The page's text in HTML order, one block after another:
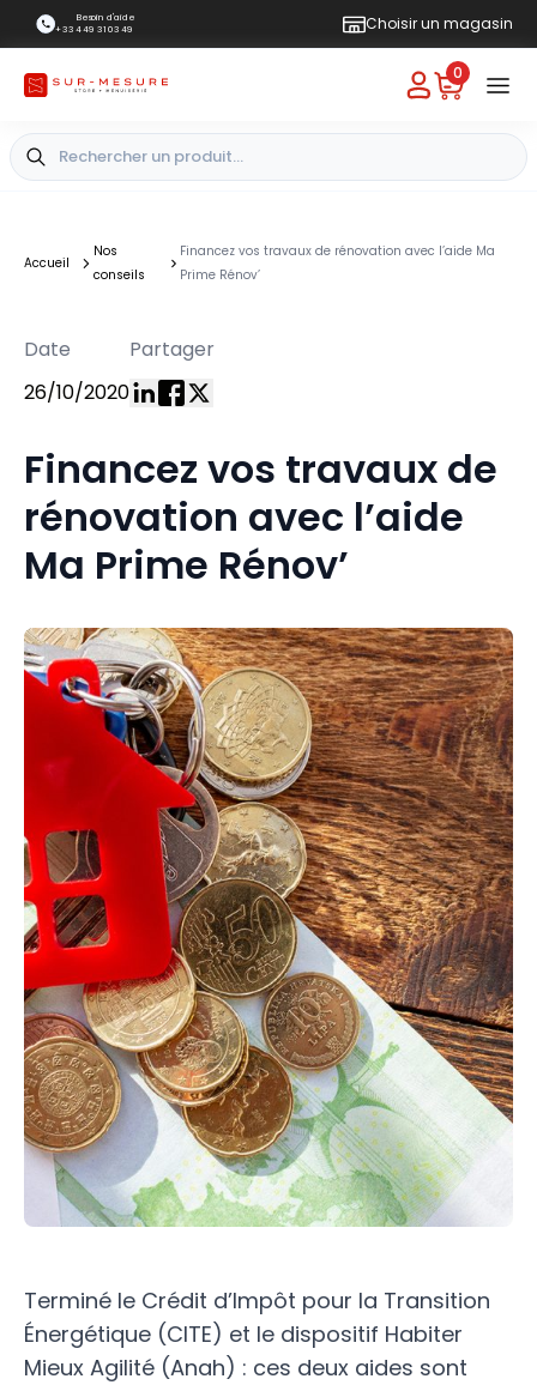
Besoin d'aide
+33 4 49 31 03 49
Choisir un magasin
0
Accueil
Nos
conseils
Financez vos travaux de rénovation avec l’aide Ma
Prime Rénov’
Date
26/10/2020
Partager
Financez vos travaux de
rénovation avec l’aide
Ma Prime Rénov’
Terminé le Crédit d’Impôt pour la Transition
Énergétique (CITE) et le dispositif Habiter
Mieux Agilité (Anah) : ces deux aides sont